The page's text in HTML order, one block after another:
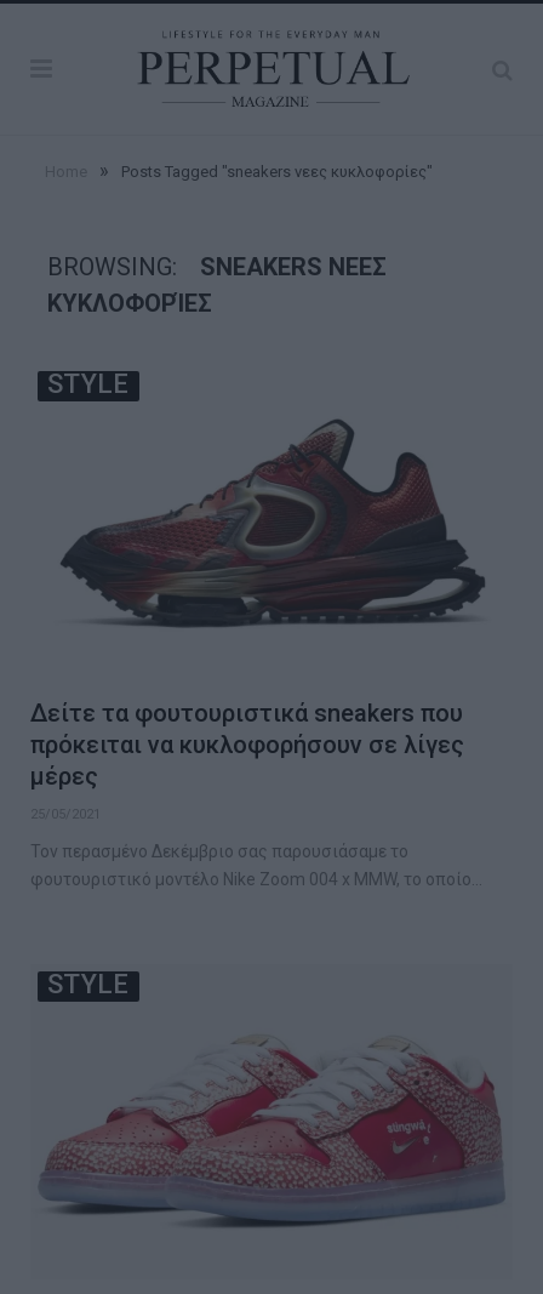
» Posts Tagged "sneakers νεες κυκλοφορίες"
BROWSING:
SNEAKERS ΝΕΕΣ
ΚΥΚΛΟΦΟΡΊΕΣ
STYLE
Δείτε τα φουτουριστικά sneakers που
πρόκειται να κυκλοφορήσουν σε λίγες
μέρες
25/05/2021
Τον περασμένο Δεκέμβριο σας παρουσιάσαμε το
φουτουριστικό μοντέλο Nike Zoom 004 x MMW, το οποίο…
STYLE